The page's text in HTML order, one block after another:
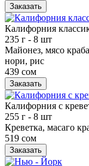
Заказать
Калифорния
235 г - 8 шт
Майонез, мясо
нори, рис
439 сом
Заказать
Калифорния с
255 г - 8 шт
Креветка, масаго
519 сом
Заказать